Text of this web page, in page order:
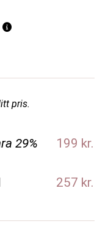
pris.
29% 199 kr.
257 kr.